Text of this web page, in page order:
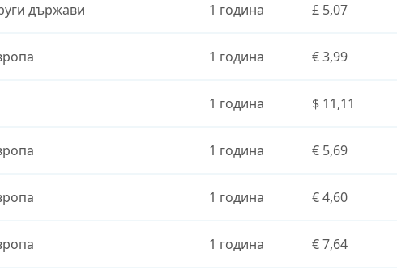
държави 1 година £ 5,07
1 година € 3,99
1 година $ 11,11
1 година € 5,69
1 година € 4,60
1 година € 7,64